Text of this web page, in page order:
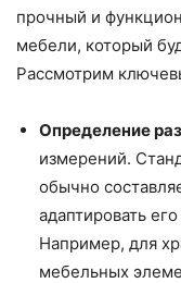
прочный и
мебели, который
Рассмотрим
Определение
измерений.
обычно
адаптировать
Например, для
мебельных